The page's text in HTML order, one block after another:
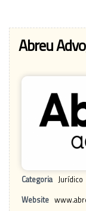
Abreu
Categoria Jurídico
Website